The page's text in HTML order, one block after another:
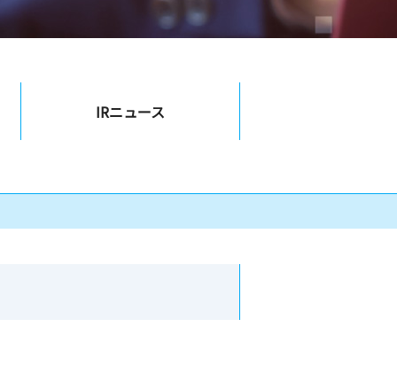
IRニュース